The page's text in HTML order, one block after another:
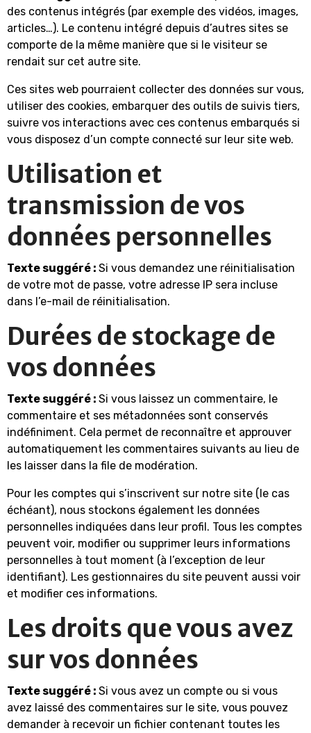
des contenus intégrés (par exemple des vidéos, images,
articles…). Le contenu intégré depuis d’autres sites se
comporte de la même manière que si le visiteur se
rendait sur cet autre site.
Ces sites web pourraient collecter des données sur vous,
utiliser des cookies, embarquer des outils de suivis tiers,
suivre vos interactions avec ces contenus embarqués si
vous disposez d’un compte connecté sur leur site web.
Utilisation et
transmission de vos
données personnelles
Texte suggéré : Si vous demandez une réinitialisation
de votre mot de passe, votre adresse IP sera incluse
dans l’e-mail de réinitialisation.
Durées de stockage de
vos données
Texte suggéré : Si vous laissez un commentaire, le
commentaire et ses métadonnées sont conservés
indéfiniment. Cela permet de reconnaître et approuver
automatiquement les commentaires suivants au lieu de
les laisser dans la file de modération.
Pour les comptes qui s’inscrivent sur notre site (le cas
échéant), nous stockons également les données
personnelles indiquées dans leur profil. Tous les comptes
peuvent voir, modifier ou supprimer leurs informations
personnelles à tout moment (à l’exception de leur
identifiant). Les gestionnaires du site peuvent aussi voir
et modifier ces informations.
Les droits que vous avez
sur vos données
Texte suggéré : Si vous avez un compte ou si vous
avez laissé des commentaires sur le site, vous pouvez
demander à recevoir un fichier contenant toutes les